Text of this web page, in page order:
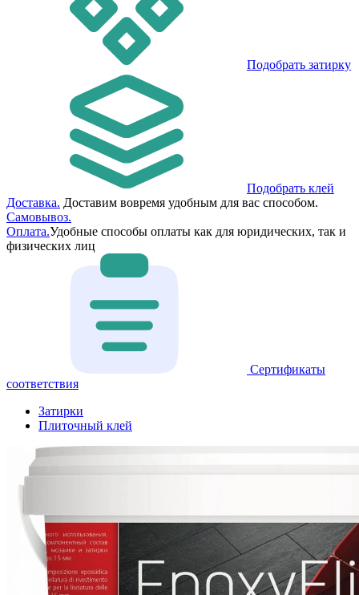
Подобрать затирку
Подобрать клей
Доставка. Доставим вовремя удобным для вас способом.
Самовывоз.
Оплата.Удобные способы оплаты как для юридических, так и
физических лиц
Сертификаты
соответствия
Затирки
Плиточный клей